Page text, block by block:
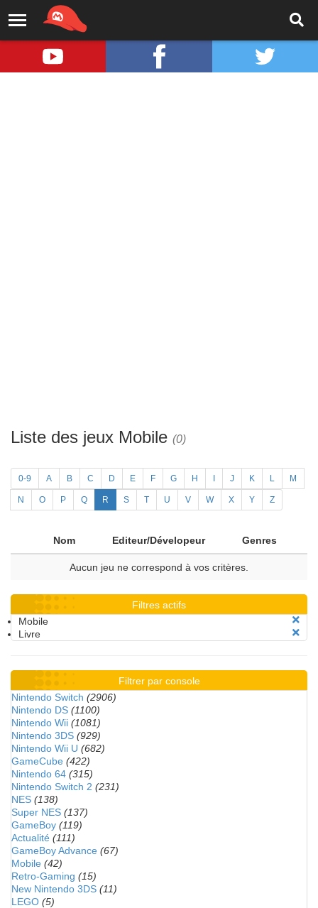
Liste des jeux Mobile (0)
0-9 A B C D E F G H J K L M
N O P Q R S T U V W X Y Z
Nom Editeur/Dévelopeur Genres
Aucun jeu ne correspond à vos critères.
Filtres actifs
Mobile
Livre
Filtrer par console
Nintendo Switch (2906)
Nintendo DS (1100)
Nintendo Wii (1081)
Nintendo 3DS (929)
Nintendo Wii U (682)
GameCube (422)
Nintendo 64 (315)
Nintendo Switch 2 (231)
NES (138)
Super NES (137)
GameBoy (119)
Actualité (111)
GameBoy Advance (67)
Mobile (42)
Retro-Gaming (15)
New Nintendo 3DS (11)
LEGO (5)